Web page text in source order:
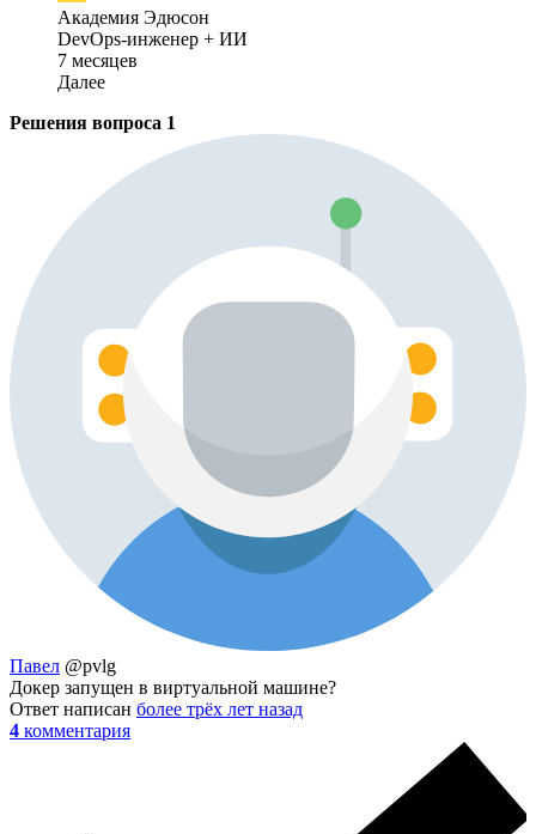
Академия Эдюсон
DevOps-инженер + ИИ
7 месяцев
Далее
Решения вопроса 1
Павел @pvlg
Докер запущен в виртуальной машине?
Ответ написан более трёх лет назад
4 комментария